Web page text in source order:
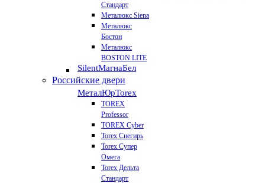
Стандарт
Металюкс Siena
Металюкс
Бостон
Металюкс
BOSTON LITE
SilentМагнаБел
Российские двери
МеталЮрTorex
TOREX
Professor
TOREX Cyber
Torex Снегирь
Torex Супер
Омега
Torex Дельта
Стандарт